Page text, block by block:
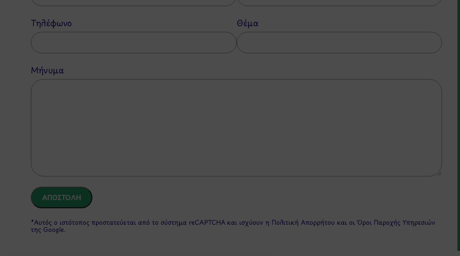
Τηλέφωνο Θέμα
Μήνυμα
*Αυτός ο ιστότοπος προστατεύεται από το σύστημα reCAPTCHA και ισχύουν η Πολιτική Απορρήτου και οιΌροι Παροχής Υπηρεσιών
της Google.